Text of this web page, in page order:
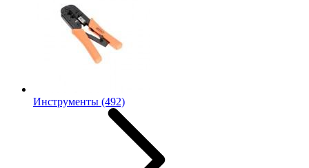
Инструменты (492)